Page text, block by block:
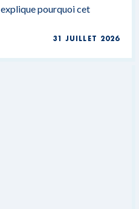
pourquoi cet
31 JUILLET 2026